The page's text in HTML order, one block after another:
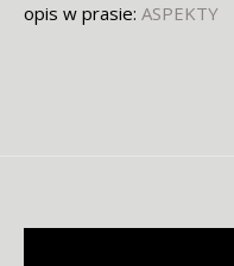
opis w prasie: ASPEKTY